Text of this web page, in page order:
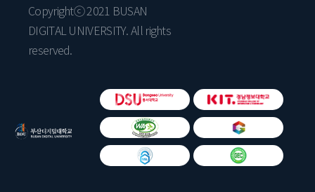
Copyrightⓒ 2021 BUSAN
DIGITAL UNIVERSITY. All rights
reserved.